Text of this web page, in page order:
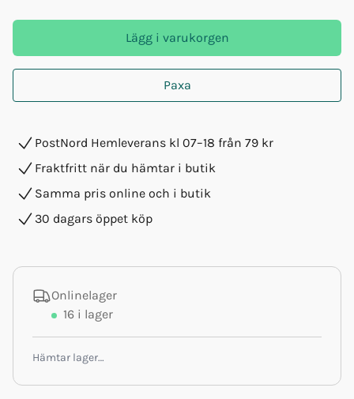
Lägg i varukorgen
Paxa
PostNord Hemleverans kl 07–18 från 79 kr
Fraktfritt när du hämtar i butik
Samma pris online och i butik
30 dagars öppet köp
Onlinelager
16 i lager
Hämtar lager…